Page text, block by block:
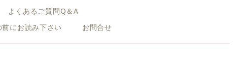
よくあるご質問Q＆A
にお読み下さい お問合せ